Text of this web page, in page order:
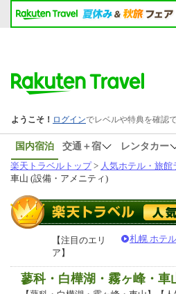
国内宿泊 交通＋宿 レンタカー
楽天トラベルトップ> 人気ホテル・旅館
車山 (設備・アメニティ)
【注目のエリ
ア】
札幌 ホテ
蓼科・白樺湖・霧ヶ峰・